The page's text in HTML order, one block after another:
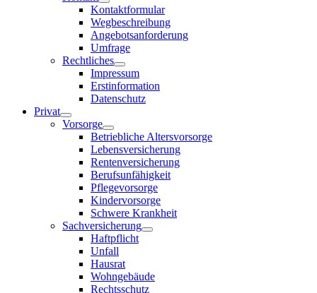
Kontaktformular
Wegbeschreibung
Angebotsanforderung
Umfrage
Rechtliches
Impressum
Erstinformation
Datenschutz
Privat
Vorsorge
Betriebliche Altersvorsorge
Lebensversicherung
Rentenversicherung
Berufsunfähigkeit
Pflegevorsorge
Kindervorsorge
Schwere Krankheit
Sachversicherung
Haftpflicht
Unfall
Hausrat
Wohngebäude
Rechtsschutz